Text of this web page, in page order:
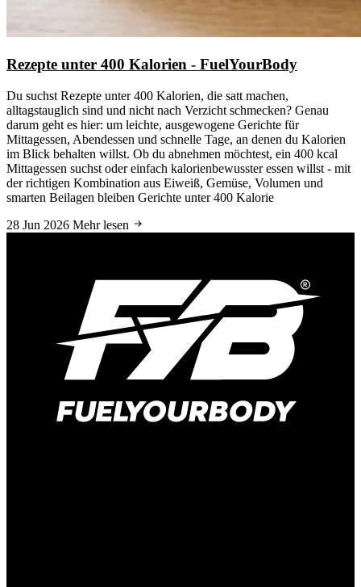
Rezepte unter 400 Kalorien - FuelYourBody
Du suchst Rezepte unter 400 Kalorien, die satt machen,
alltagstauglich sind und nicht nach Verzicht schmecken? Genau
darum geht es hier: um leichte, ausgewogene Gerichte für
Mittagessen, Abendessen und schnelle Tage, an denen du Kalorien
im Blick behalten willst. Ob du abnehmen möchtest, ein 400 kcal
Mittagessen suchst oder einfach kalorienbewusster essen willst - mit
der richtigen Kombination aus Eiweiß, Gemüse, Volumen und
smarten Beilagen bleiben Gerichte unter 400 Kalorie
28 Jun 2026 Mehr lesen